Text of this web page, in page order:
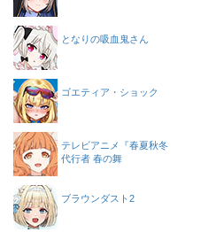
となりの吸血鬼さん
ゴエティア・ショック
テレビアニメ『春夏秋冬
代行者 春の舞
ブラウンダスト2